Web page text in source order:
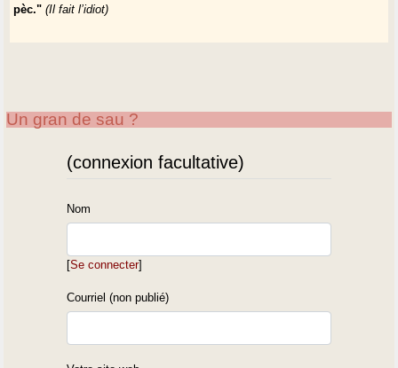
pèc." (Il fait l’idiot)
Un gran de sau ?
(connexion facultative)
Nom
[Se connecter]
Courriel (non publié)